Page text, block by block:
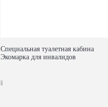
Специальная туалетная кабина
Экомарка для инвалидов